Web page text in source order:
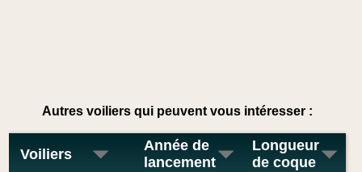
Autres voiliers qui peuvent vous intéresser :
Voiliers
Année de
lancement
Longueur
de coque